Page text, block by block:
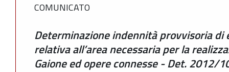
COMUNICATO
Determinazione indennità provvisoria di
relativa all’area necessaria per la
Gaione ed opere connesse - Det. 2012/